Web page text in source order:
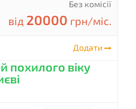
Без комісії
від 20000 грн/міс.
Додати
похилого віку